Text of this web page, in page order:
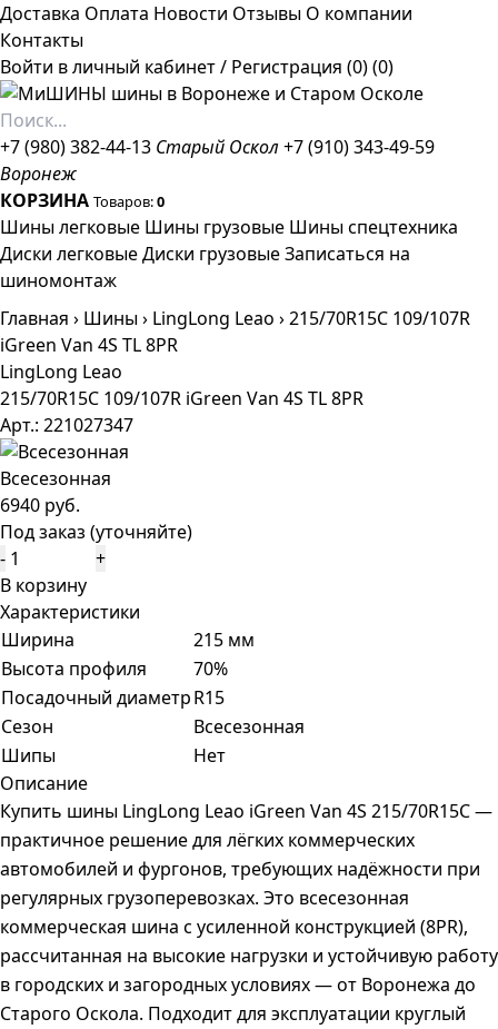
Доставка Оплата Новости Отзывы О компании
Контакты
Войти в личный кабинет/ Регистрация (0)(0)
+7 (980) 382-44-13 Старый Оскол +7 (910) 343-49-59
Воронеж
КОРЗИНА Товаров:0
Шины легковые Шины грузовые Шины спецтехника
Диски легковыеДиски грузовыеЗаписаться на
шиномонтаж
Главная › Шины› LingLong Leao ›215/70R15C 109/107R
iGreen Van 4S TL 8PR
LingLong Leao
215/70R15C 109/107R iGreen Van 4S TL 8PR
Арт.: 221027347
Всесезонная
6940 руб.
Под заказ (уточняйте)
-
+
В корзину
Характеристики
Ширина
215 мм
Высота профиля
70%
Посадочный диаметрR15
Сезон
Всесезонная
Шипы
Нет
Описание
Купить шины LingLong Leao iGreen Van 4S 215/70R15C —
практичное решение для лёгких коммерческих
автомобилей и фургонов, требующих надёжности при
регулярных грузоперевозках. Это всесезонная
коммерческая шина с усиленной конструкцией (8PR),
рассчитанная на высокие нагрузки и устойчивую работу
в городских и загородных условиях — от Воронежа до
Старого Оскола. Подходит для эксплуатации круглый